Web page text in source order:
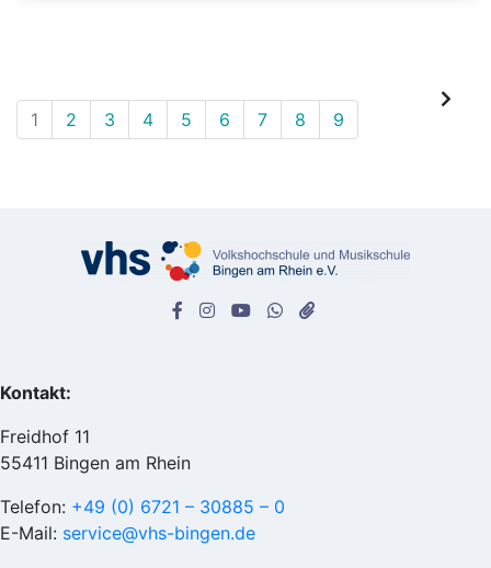
1 2 3 4 5 6 7 8 9
Kontakt:
Freidhof 11
55411 Bingen am Rhein
Telefon: +49 (0) 6721 – 30885 – 0
E-Mail: service@vhs-bingen.de